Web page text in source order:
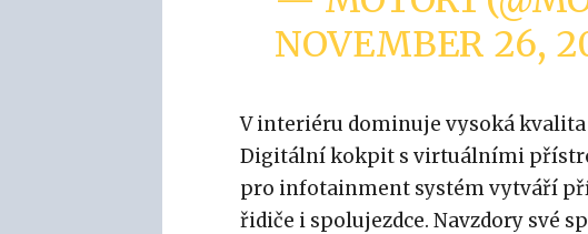
NOVEMBER 26,
V interiéru dominuje vysoká
Digitální kokpit s virtuálními
pro infotainment systém vytváří
řidiče i spolujezdce. Navzdory své